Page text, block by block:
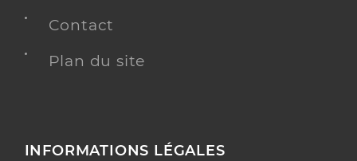
Contact
Plan du site
INFORMATIONS LÉGALES